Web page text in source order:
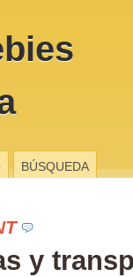
BÚSQUEDA
y